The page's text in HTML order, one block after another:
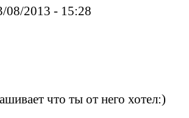
08/2013 - 15:28
что ты от него хотел:)